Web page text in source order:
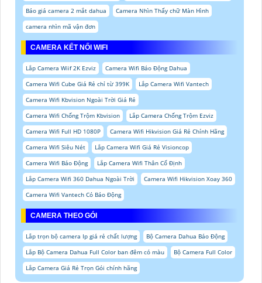
Báo giá camera 2 mắt dahua
Camera Nhìn Thấy chữ Màn Hình
camera nhìn mã vận đơn
CAMERA KẾT NỐI WIFI
Lắp Camera Wiif 2K Ezviz
Camera Wifi Báo Động Dahua
Camera Wifi Cube Giá Rẻ chỉ từ 399K
Lắp Camera Wifi Vantech
Camera Wifi Kbvision Ngoài Trời Giá Rẻ
Camera Wifi Chống Trộm Kbvision
Lắp Camera Chống Trộm Ezviz
Camera Wifi Full HD 1080P
Camera Wifi Hikvision Giá Rẻ Chính Hãng
Camera Wifi Siêu Nét
Lắp Camera Wifi Giá Rẻ Visioncop
Camera Wifi Báo Động
Lắp Camera Wifi Thân Cố Định
Lắp Camera Wifi 360 Dahua Ngoài Trời
Camera Wifi Hikvision Xoay 360
Camera Wifi Vantech Có Báo Động
CAMERA THEO GÓI
Lắp trọn bộ camera Ip giá rẻ chất lượng
Bộ Camera Dahua Báo Động
Lắp Bộ Camera Dahua Full Color ban đêm có màu
Bộ Camera Full Color
Lắp Camera Giá Rẻ Trọn Gói chính hãng